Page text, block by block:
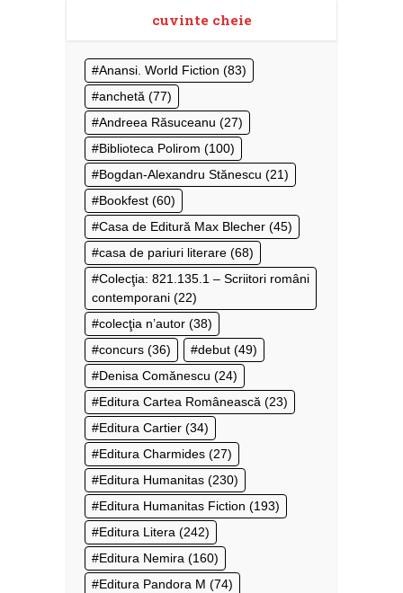
cuvinte cheie
Anansi. World Fiction (83)
anchetă (77)
Andreea Răsuceanu (27)
Biblioteca Polirom (100)
Bogdan-Alexandru Stănescu (21)
Bookfest (60)
Casa de Editură Max Blecher (45)
casa de pariuri literare (68)
Colecţia: 821.135.1 – Scriitori români
contemporani (22)
colecţia n’autor (38)
concurs (36) debut (49)
Denisa Comănescu (24)
Editura Cartea Românească (23)
Editura Cartier (34)
Editura Charmides (27)
Editura Humanitas (230)
Editura Humanitas Fiction (193)
Editura Litera (242)
Editura Nemira (160)
Editura Pandora M (74)